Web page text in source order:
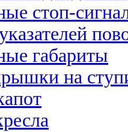
стоп-
габариты
на